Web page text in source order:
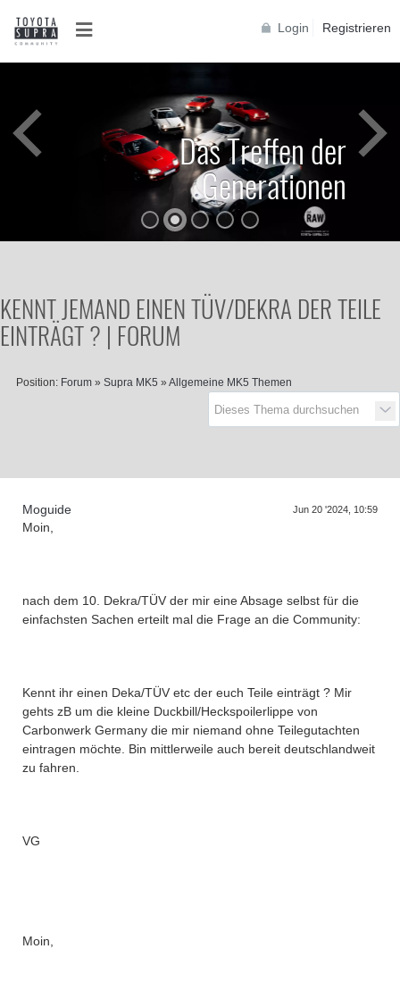
Login Registrieren
D
a
s
T
r
e
f
f
e
n
d
e
r
G
e
n
e
r
a
t
i
o
n
e
n
Das Treffen der
Generationen
KENNT JEMAND EINEN TÜV/DEKRA DER TEILE
EINTRÄGT ? | FORUM
Position: Forum » Supra MK5 » Allgemeine MK5 Themen
Moguide Jun 20 '2024, 10:59
Moin,
nach dem 10. Dekra/TÜV der mir eine Absage selbst für die
einfachsten Sachen erteilt mal die Frage an die Community:
Kennt ihr einen Deka/TÜV etc der euch Teile einträgt ? Mir
gehts zB um die kleine Duckbill/Heckspoilerlippe von
Carbonwerk Germany die mir niemand ohne Teilegutachten
eintragen möchte. Bin mittlerweile auch bereit deutschlandweit
zu fahren.
VG
Moin,